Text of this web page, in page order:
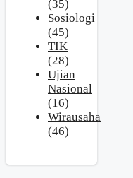
(35)
Sosiologi
(45)
TIK
(28)
Ujian
Nasional
(16)
Wirausaha
(46)